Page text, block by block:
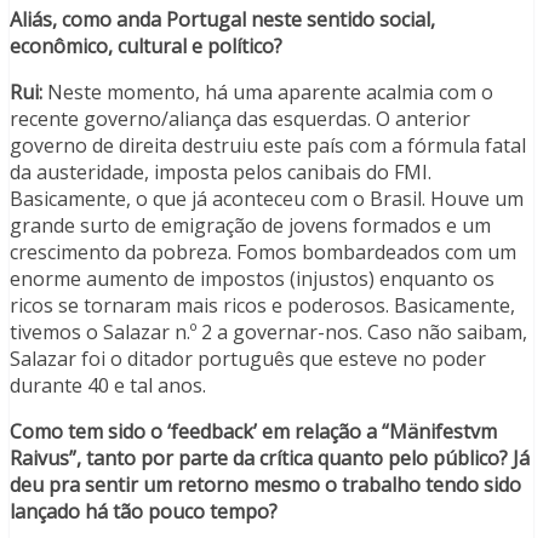
Aliás, como anda Portugal neste sentido social,
econômico, cultural e político?
Rui: Neste momento, há uma aparente acalmia com o
recente governo/aliança das esquerdas. O anterior
governo de direita destruiu este país com a fórmula fatal
da austeridade, imposta pelos canibais do FMI.
Basicamente, o que já aconteceu com o Brasil. Houve um
grande surto de emigração de jovens formados e um
crescimento da pobreza. Fomos bombardeados com um
enorme aumento de impostos (injustos) enquanto os
ricos se tornaram mais ricos e poderosos. Basicamente,
tivemos o Salazar n.º 2 a governar-nos. Caso não saibam,
Salazar foi o ditador português que esteve no poder
durante 40 e tal anos.
Como tem sido o ‘feedback’ em relação a “Mänifestvm
Raivus”, tanto por parte da crítica quanto pelo público? Já
deu pra sentir um retorno mesmo o trabalho tendo sido
lançado há tão pouco tempo?